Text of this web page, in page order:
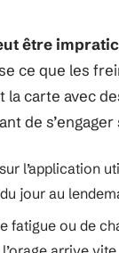
être
ce que les
carte avec
de
l’application
jour au
fatigue ou de